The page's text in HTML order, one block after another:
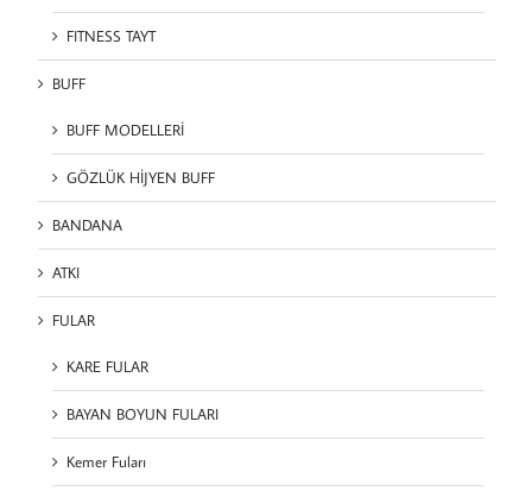
FITNESS TAYT
BUFF
BUFF MODELLERİ
GÖZLÜK HİJYEN BUFF
BANDANA
ATKI
FULAR
KARE FULAR
BAYAN BOYUN FULARI
Kemer Fuları